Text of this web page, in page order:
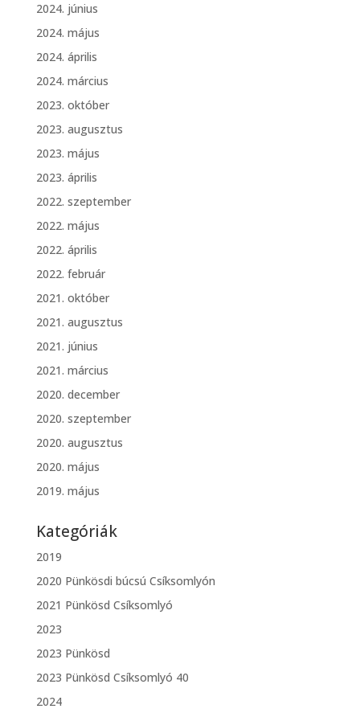
2024. június
2024. május
2024. április
2024. március
2023. október
2023. augusztus
2023. május
2023. április
2022. szeptember
2022. május
2022. április
2022. február
2021. október
2021. augusztus
2021. június
2021. március
2020. december
2020. szeptember
2020. augusztus
2020. május
2019. május
Kategóriák
2019
2020 Pünkösdi búcsú Csíksomlyón
2021 Pünkösd Csíksomlyó
2023
2023 Pünkösd
2023 Pünkösd Csíksomlyó 40
2024